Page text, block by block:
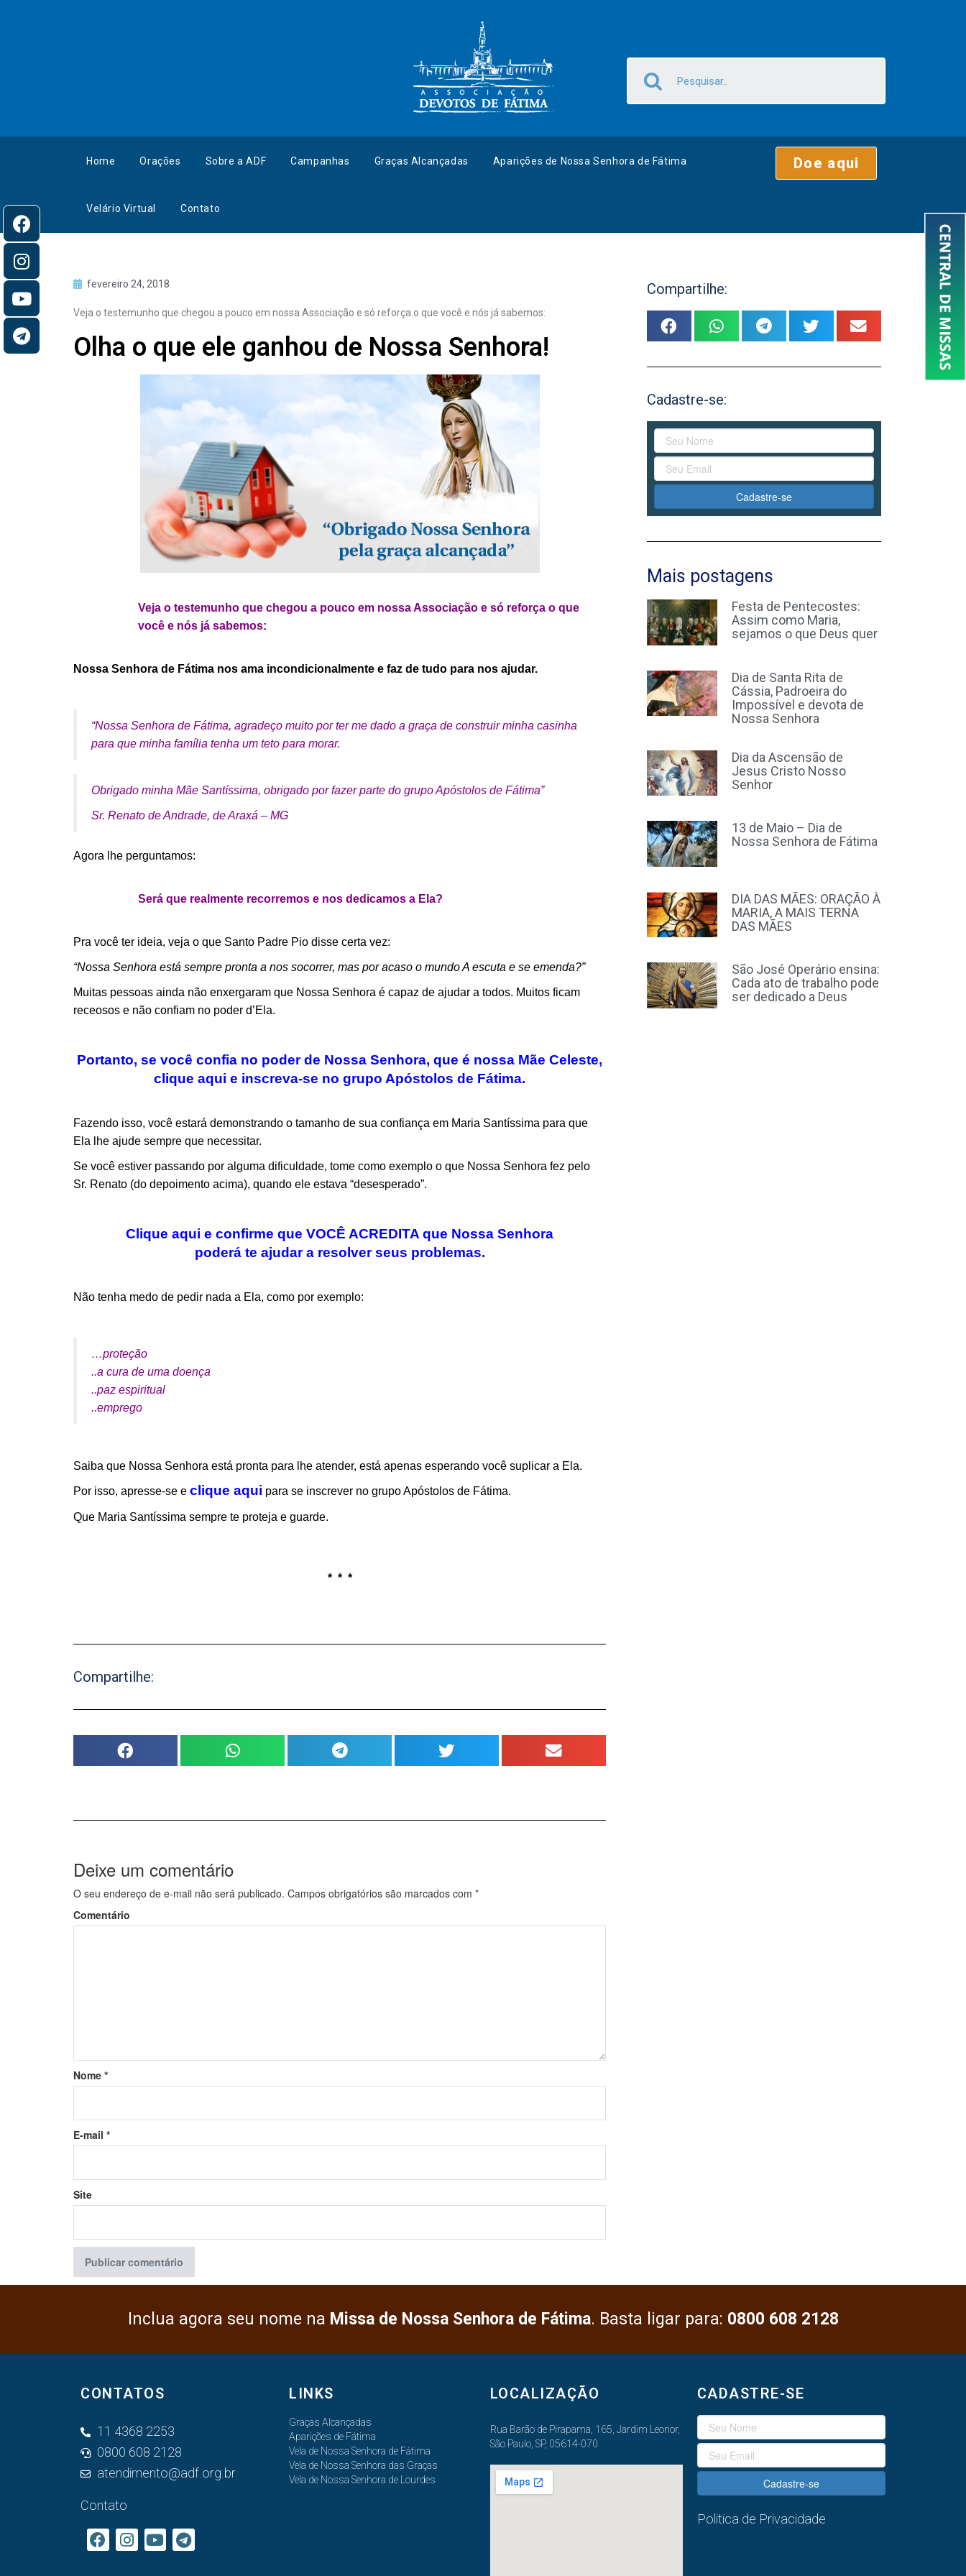
Home Orações Sobre a ADF Campanhas Graças Alcançadas Aparições de Nossa Senhora de Fátima
Velário Virtual Contato
Doe aqui
fevereiro 24, 2018
Veja o testemunho que chegou a pouco em nossa Associação e só reforça o que você e nós já sabemos:
Olha o que ele ganhou de Nossa Senhora!
Veja o testemunho que chegou a pouco em nossa Associação e só reforça o que
você e nós já sabemos:
Nossa Senhora de Fátima nos ama incondicionalmente e faz de tudo para nos ajudar.
“Nossa Senhora de Fátima, agradeço muito por ter me dado a graça de construir minha casinha
para que minha família tenha um teto para morar.
Obrigado minha Mãe Santíssima, obrigado por fazer parte do grupo Apóstolos de Fátima”
Sr. Renato de Andrade, de Araxá – MG
Agora lhe perguntamos:
Será que realmente recorremos e nos dedicamos a Ela?
Pra você ter ideia, veja o que Santo Padre Pio disse certa vez:
“Nossa Senhora está sempre pronta a nos socorrer, mas por acaso o mundo A escuta e se emenda?”
Muitas pessoas ainda não enxergaram que Nossa Senhora é capaz de ajudar a todos. Muitos ficam
receosos e não confiam no poder d’Ela.
Portanto, se você confia no poder de Nossa Senhora, que é nossa Mãe Celeste,
clique aqui e inscreva-se no grupo Apóstolos de Fátima.
Fazendo isso, você estará demonstrando o tamanho de sua confiança em Maria Santíssima para que
Ela lhe ajude sempre que necessitar.
Se você estiver passando por alguma dificuldade, tome como exemplo o que Nossa Senhora fez pelo
Sr. Renato (do depoimento acima), quando ele estava “desesperado”.
Clique aqui e confirme que VOCÊ ACREDITA que Nossa Senhora
poderá te ajudar a resolver seus problemas.
Não tenha medo de pedir nada a Ela, como por exemplo:
…proteção
..a cura de uma doença
..paz espiritual
..emprego
Saiba que Nossa Senhora está pronta para lhe atender, está apenas esperando você suplicar a Ela.
Por isso, apresse-se e clique aqui para se inscrever no grupo Apóstolos de Fátima.
Que Maria Santíssima sempre te proteja e guarde.
* * *
Compartilhe:
Deixe um comentário
O seu endereço de e-mail não será publicado. Campos obrigatórios são marcados com *
Comentário
Nome *
E-mail *
Site
Compartilhe:
Cadastre-se:
Cadastre-se
Mais postagens
Festa de Pentecostes:
Assim como Maria,
sejamos o que Deus quer
Dia de Santa Rita de
Cássia, Padroeira do
Impossível e devota de
Nossa Senhora
Dia da Ascensão de
Jesus Cristo Nosso
Senhor
13 de Maio – Dia de
Nossa Senhora de Fátima
DIA DAS MÃES: ORAÇÃO À
MARIA, A MAIS TERNA
DAS MÃES
São José Operário ensina:
Cada ato de trabalho pode
ser dedicado a Deus
Inclua agora seu nome na Missa de Nossa Senhora de Fátima. Basta ligar para: 0800 608 2128
CONTATOS
11 4368 2253
0800 608 2128
atendimento@adf.org.br
Contato
LINKS
Graças Alcançadas
Aparições de Fátima
Vela de Nossa Senhora de Fátima
Vela de Nossa Senhora das Graças
Vela de Nossa Senhora de Lourdes
LOCALIZAÇÃO
Rua Barão de Pirapama, 165, Jardim Leonor,
São Paulo, SP, 05614-070
CADASTRE-SE
Cadastre-se
Politica de Privacidade